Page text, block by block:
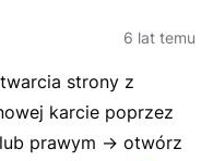
6 lat temu
strony z
karcie poprzez
prawym -> otwórz